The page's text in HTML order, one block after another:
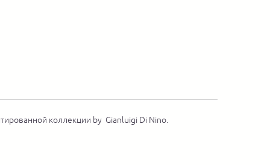
коллекции by Gianluigi Di Nino.